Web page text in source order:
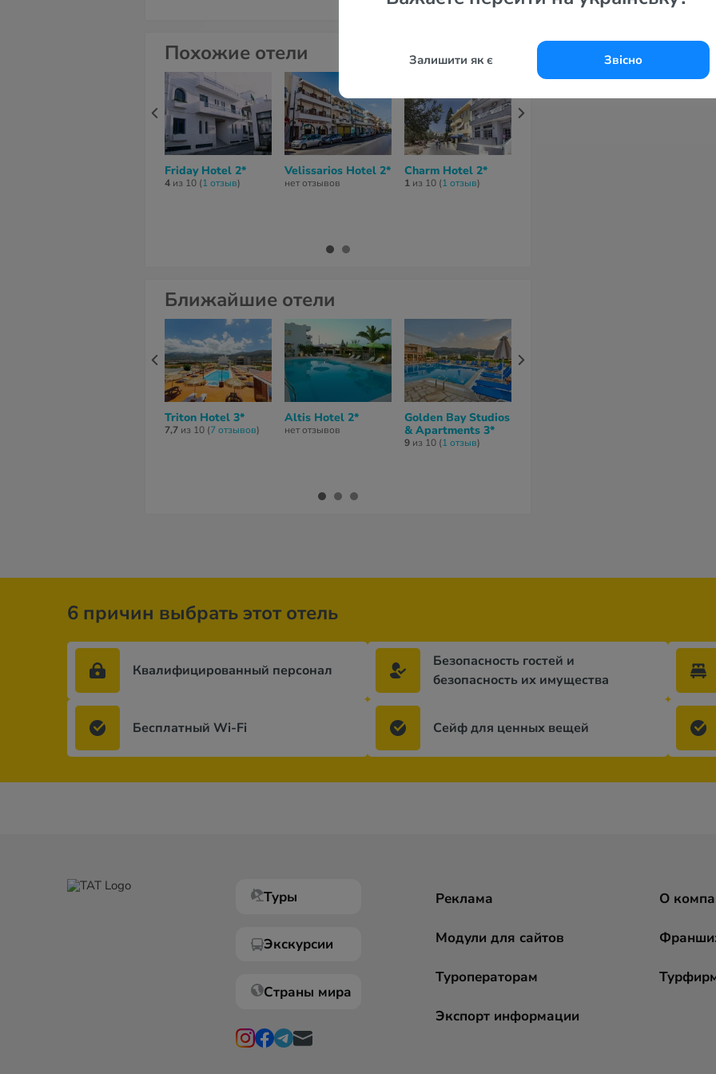
Залишити як є Звісно
Похожие отели
Friday Hotel 2*
4 из 10 (1 отзыв)
Velissarios Hotel 2*
нет отзывов
Charm Hotel 2*
1 из 10 (1 отзыв)
Ближайшие отели
Triton Hotel 3*
7,7 из 10 (7 отзывов)
Altis Hotel 2*
нет отзывов
Golden Bay Studios
& Apartments 3*
9 из 10 (1 отзыв)
6 причин выбрать этот отель
Квалифицированный персонал
Безопасность гостей и
безопасность их имущества
Бесплатный Wi-Fi Сейф для ценных вещей
Туры
Экскурсии
Страны мира
Реклама
Модули для сайтов
Туроператорам
Экспорт информации
О